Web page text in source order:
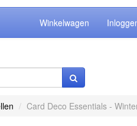
Winkelwagen
Card Deco Essentials -